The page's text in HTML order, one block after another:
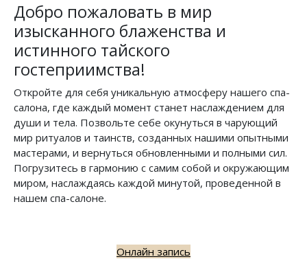
Добро пожаловать в мир
изысканного блаженства и
истинного тайского
гостеприимства!
Откройте для себя уникальную атмосферу нашего спа-
салона, где каждый момент станет наслаждением для
души и тела. Позвольте себе окунуться в чарующий
мир ритуалов и таинств, созданных нашими опытными
мастерами, и вернуться обновленными и полными сил.
Погрузитесь в гармонию с самим собой и окружающим
миром, наслаждаясь каждой минутой, проведенной в
нашем спа-салоне.
Онлайн запись